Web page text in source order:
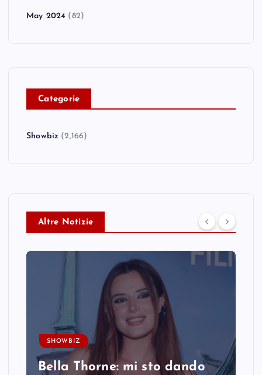
May 2024 (82)
Categorie
Showbiz (2,166)
Altre Notizie
SHOWBIZ
Bella Thorne: mi sto dando